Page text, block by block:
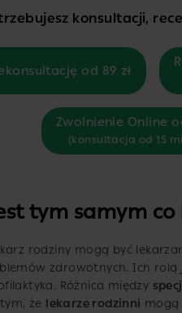
konsultacji,
od 89 zł
Zwolnienie Online
(konsultacja od 15
tym samym co
rodziny mogą być
zdrowotnych. Ich rolą
Różnica między
że lekarze rodzinni mogą